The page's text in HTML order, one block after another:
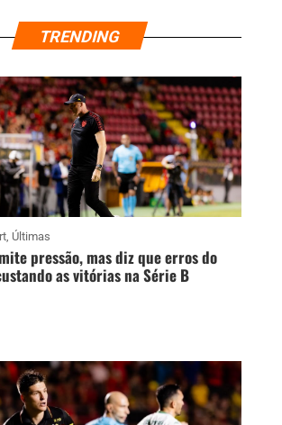
TRENDING
, Últimas
pressão, mas diz que erros do
as vitórias na Série B